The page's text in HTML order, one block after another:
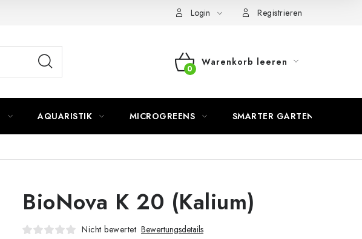
Login Registrieren
WARENKORB
Warenkorb leeren
AQUARISTIK MICROGREENS SMARTER GARTEN
BioNova K 20 (Kalium)
Nicht bewertet Bewertungsdetails